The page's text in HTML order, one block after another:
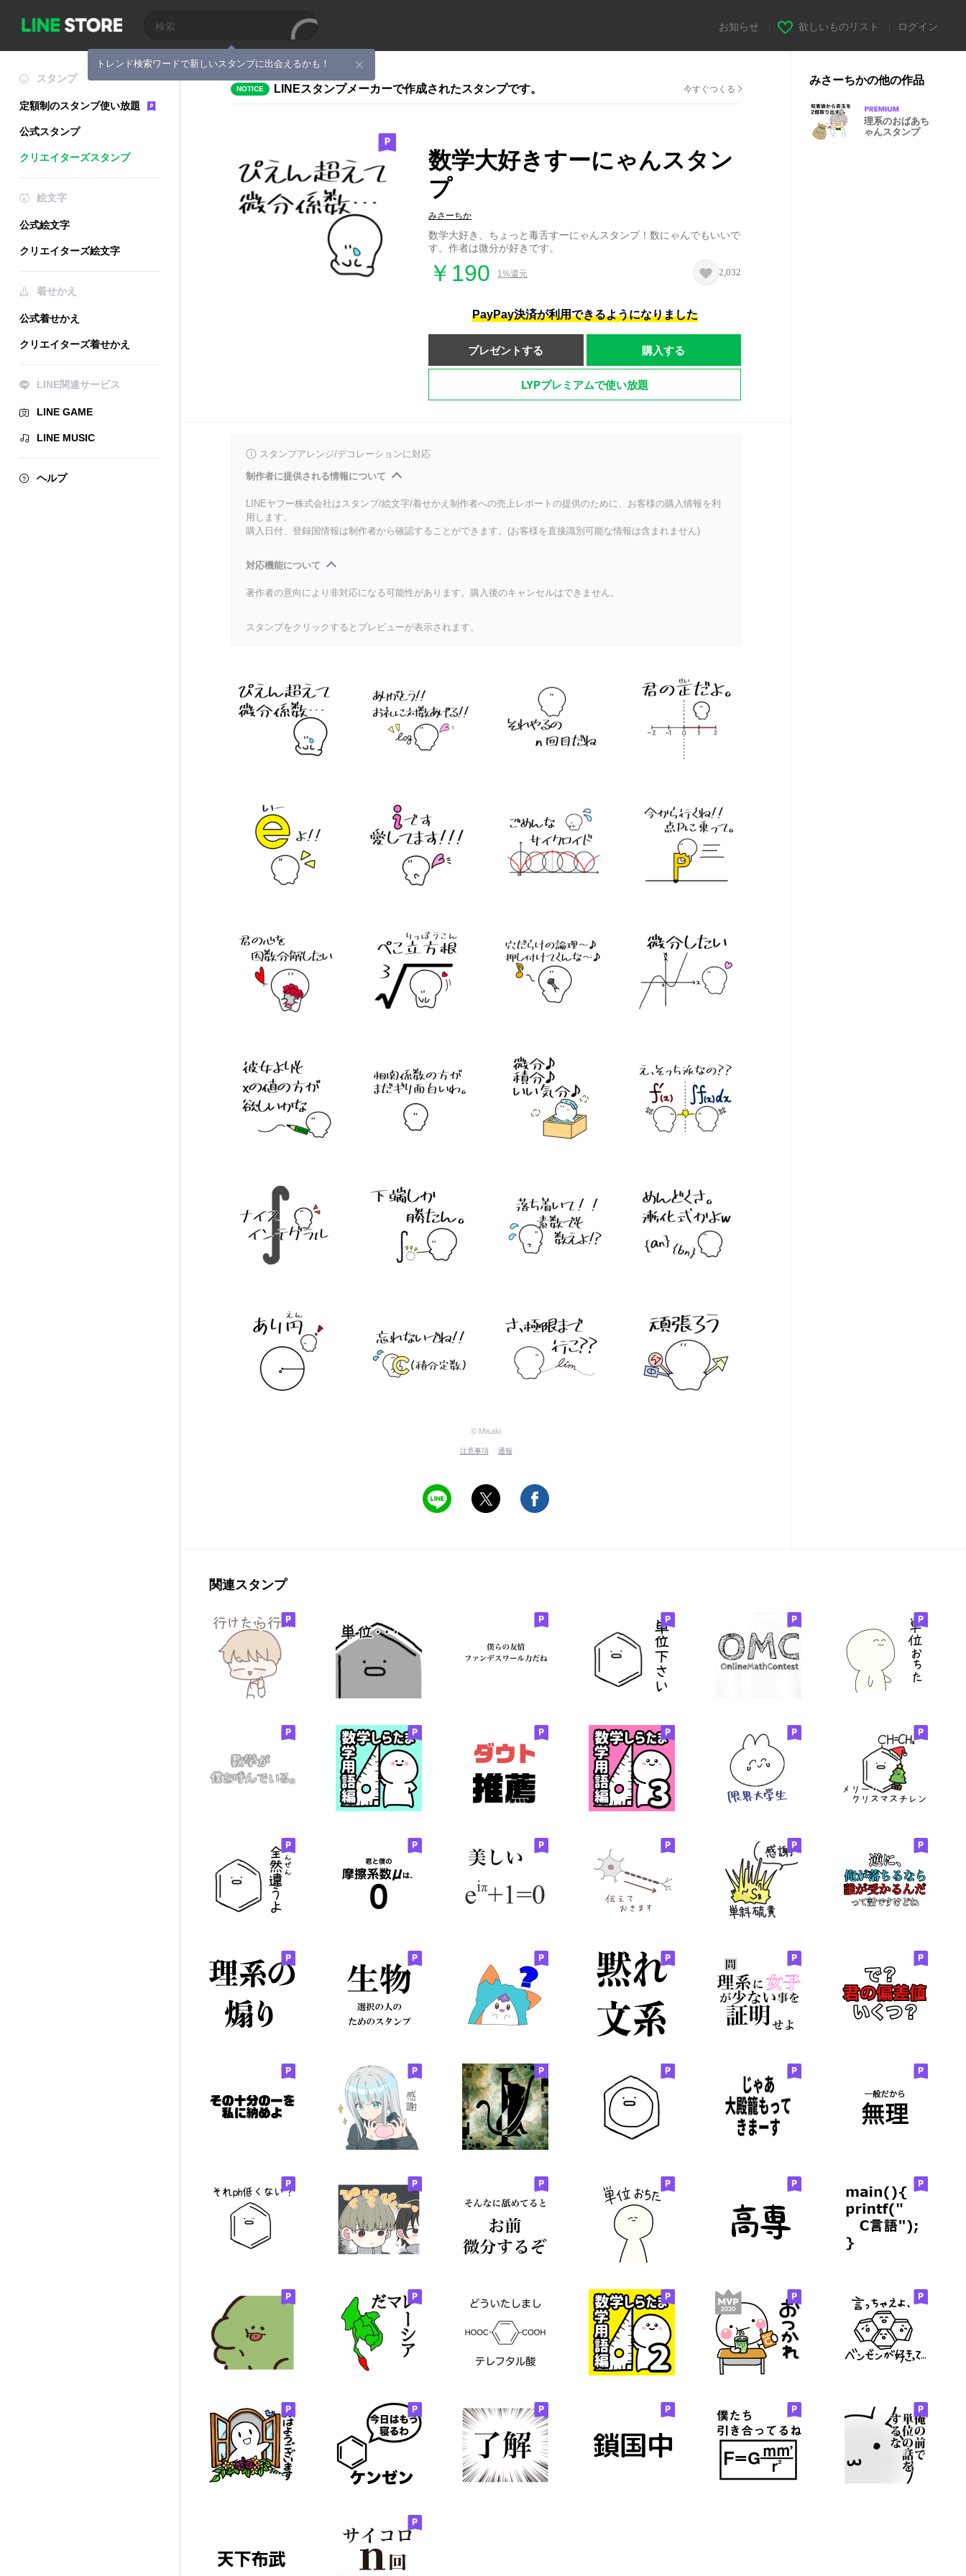
トレンド検索ワードで新しいスタンプに出会えるかも！
お知らせ 欲しいものリスト ログイン
スタンプ
定額制のスタンプ使い放題
公式スタンプ
クリエイターズスタンプ
絵文字
公式絵文字
クリエイターズ絵文字
着せかえ
公式着せかえ
クリエイターズ着せかえ
LINE関連サービス
LINE GAME
LINE MUSIC
ヘルプ
NOTICE LINEスタンプメーカーで作成されたスタンプです。 今すぐつくる
数学大好きすーにゃんスタン
プ
みさーちか
数学大好き、ちょっと毒舌すーにゃんスタンプ！数にゃんでもいいで
す。作者は微分が好きです。
￥190 1%還元 2,032
PayPay決済が利用できるようになりました
プレゼントする 購入する
LYPプレミアムで使い放題
スタンプアレンジ/デコレーションに対応
制作者に提供される情報について
LINEヤフー株式会社はスタンプ/絵文字/着せかえ制作者への売上レポートの提供のために、お客様の購入情報を利
用します。
購入日付、登録国情報は制作者から確認することができます。(お客様を直接識別可能な情報は含まれません)
対応機能について
著作者の意向により非対応になる可能性があります。購入後のキャンセルはできません。
スタンプをクリックするとプレビューが表示されます。
© Misaki
注意事項 通報
みさーちかの他の作品
理系のおばあち
ゃんスタンプ
関連スタンプ